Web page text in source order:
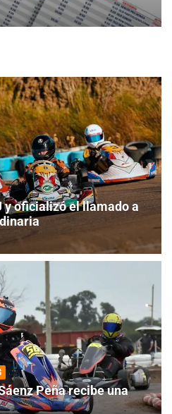
y oficializó el llamado a
Peña recibe una